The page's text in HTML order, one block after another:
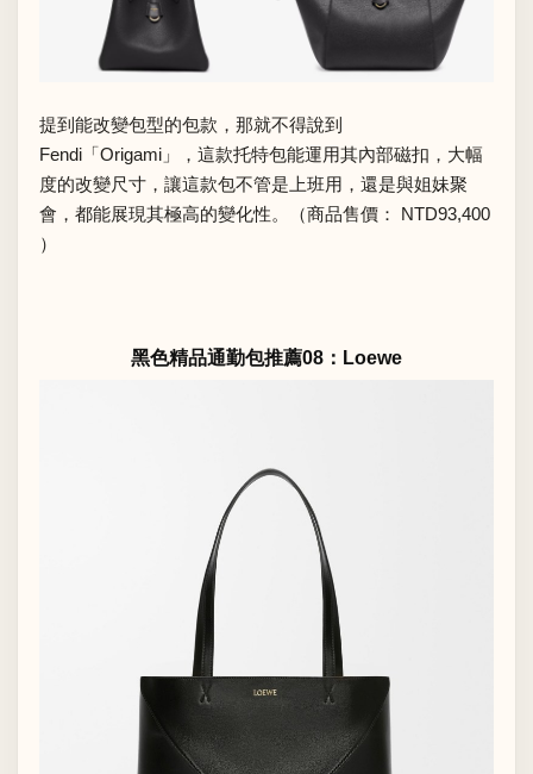
提到能改變包型的包款，那就不得說到
Fendi「Origami」，這款托特包能運用其內部磁扣，大幅
度的改變尺寸，讓這款包不管是上班用，還是與姐妹聚
會，都能展現其極高的變化性。（商品售價： NTD93,400
）
黑色精品通勤包推薦08：Loewe